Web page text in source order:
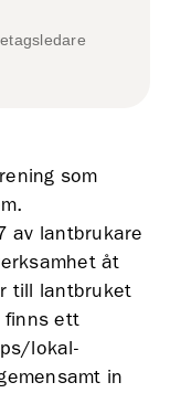
som
av lantbrukare
åt
till lantbruket
finns ett
lokal-
in